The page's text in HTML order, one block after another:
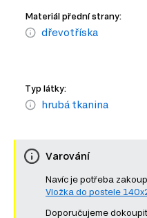
Materiál přední strany:
dřevotříska
Typ látky:
hrubá tkanina
Varování
Navíc je potřeba
Vložka do postele
Doporučujeme